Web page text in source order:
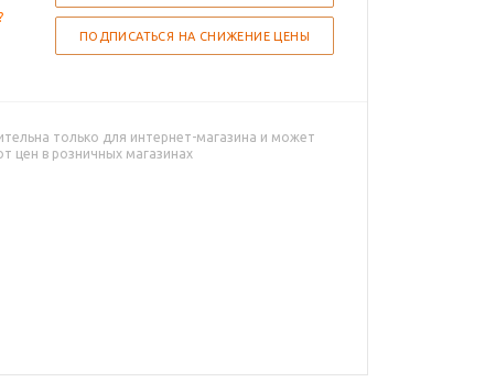
ПОДПИСАТЬСЯ НА СНИЖЕНИЕ ЦЕНЫ
только для интернет-магазина и может
цен в розничных магазинах